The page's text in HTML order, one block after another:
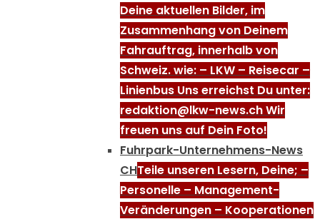
Deine aktuellen Bilder, im
Zusammenhang von Deinem
Fahrauftrag, innerhalb von
Schweiz. wie: – LKW – Reisecar –
Linienbus Uns erreichst Du unter:
redaktion@lkw-news.ch Wir
freuen uns auf Dein Foto!
Fuhrpark-Unternehmens-News
CHTeile unseren Lesern, Deine; –
Personelle – Management-
Veränderungen – Kooperationen